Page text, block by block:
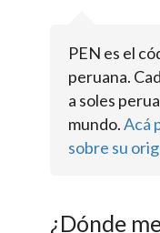
PEN es el
peruana.
a soles
mundo.Acá
sobre su
¿Dónde